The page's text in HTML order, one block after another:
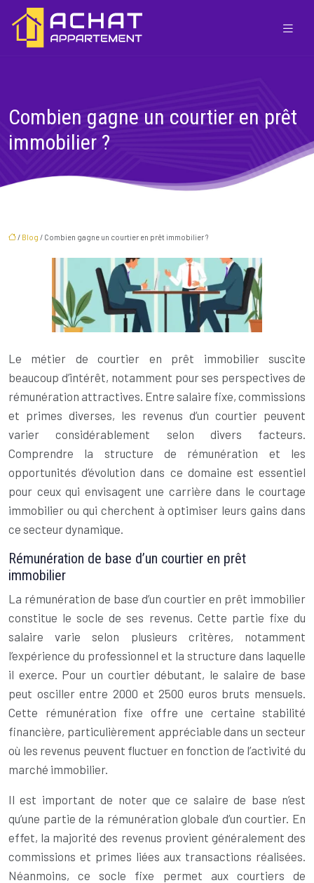
Combien gagne un courtier en prêt
immobilier ?
/ Blog / Combien gagne un courtier en prêt immobilier ?
Le métier de courtier en prêt immobilier suscite
beaucoup d’intérêt, notamment pour ses perspectives de
rémunération attractives. Entre salaire fixe, commissions
et primes diverses, les revenus d’un courtier peuvent
varier considérablement selon divers facteurs.
Comprendre la structure de rémunération et les
opportunités d’évolution dans ce domaine est essentiel
pour ceux qui envisagent une carrière dans le courtage
immobilier ou qui cherchent à optimiser leurs gains dans
ce secteur dynamique.
Rémunération de base d’un courtier en prêt
immobilier
La rémunération de base d’un courtier en prêt immobilier
constitue le socle de ses revenus. Cette partie fixe du
salaire varie selon plusieurs critères, notamment
l’expérience du professionnel et la structure dans laquelle
il exerce. Pour un courtier débutant, le salaire de base
peut osciller entre 2000 et 2500 euros bruts mensuels.
Cette rémunération fixe offre une certaine stabilité
financière, particulièrement appréciable dans un secteur
où les revenus peuvent fluctuer en fonction de l’activité du
marché immobilier.
Il est important de noter que ce salaire de base n’est
qu’une partie de la rémunération globale d’un courtier. En
effet, la majorité des revenus provient généralement des
commissions et primes liées aux transactions réalisées.
Néanmoins, ce socle fixe permet aux courtiers de